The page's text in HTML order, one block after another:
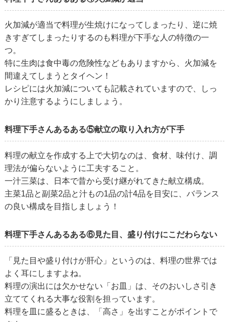
火加減が適当で料理が生焼けになってしまったり、逆に焼
きすぎてしまったりするのも料理が下手な人の特徴の一
つ。
特に生肉は食中毒の危険性などもありますから、火加減を
間違えてしまうとタイヘン！
レシピには火加減についても記載されていますので、しっ
かり注意するようにしましょう。
料理下手さんあるある⑤献立の取り入れ方が下手
料理の献立を作成する上で大切なのは、食材、味付け、調
理法が偏らないように工夫すること。
一汁三菜は、日本で昔から受け継がれてきた献立構成。
主菜1品と副菜2品と汁もの1品の計4品を目安に、バランス
の良い構成を目指しましょう！
料理下手さんあるある⑥見た目、盛り付けにこだわらない
「見た目や盛り付けが肝心」というのは、料理の世界では
よく耳にしますよね。
料理の演出には欠かせない「お皿」は、そのおいしさ引き
立ててくれる大事な役割を担っています。
料理を皿に盛るときは、「高さ」を出すことがポイントで